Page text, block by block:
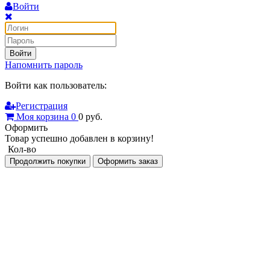
Войти
Войти
Напомнить пароль
Войти как пользователь:
Регистрация
Моя корзина 0 0 руб.
Оформить
Товар успешно добавлен в корзину!
Кол-во
Продолжить покупки Оформить заказ